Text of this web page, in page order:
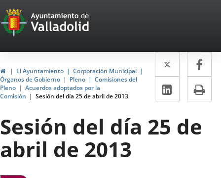
Portal
Web
del
Ayuntamiento
de
Valladolid
HomeEl Ayuntamiento
Corporación Municipal
Órganos de Gobierno
Pleno
Comisiones del
Pleno
Acuerdos adoptados por la
Comisión
Sesión del día 25 de abril de 2013
Twitter
Enlace
a
una
externa.
a
Linkedin
Enlace
a
una
Sesión del día 25 de
abril de 2013